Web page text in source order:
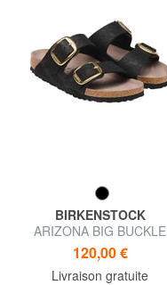
BIRKENSTOCK
ARIZONA BIG BUCKLE
pantoufle sandale
120,00 €
Livraison gratuite